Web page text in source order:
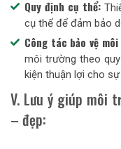
Quy định cụ thể:
cụ thể để đảm bảo
Công tác bảo vệ
môi trường theo
kiện thuận lợi cho
V. Lưu ý giúp môi
– đẹp: